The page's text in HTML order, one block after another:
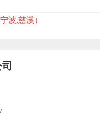
波,慈溪）